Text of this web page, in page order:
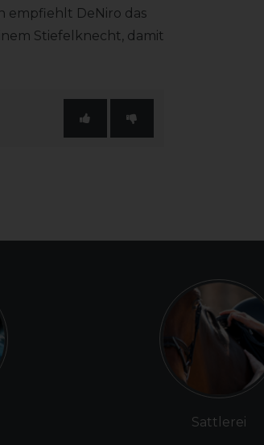
empfiehlt DeNiro das
Stiefelknecht, damit
Sattlerei